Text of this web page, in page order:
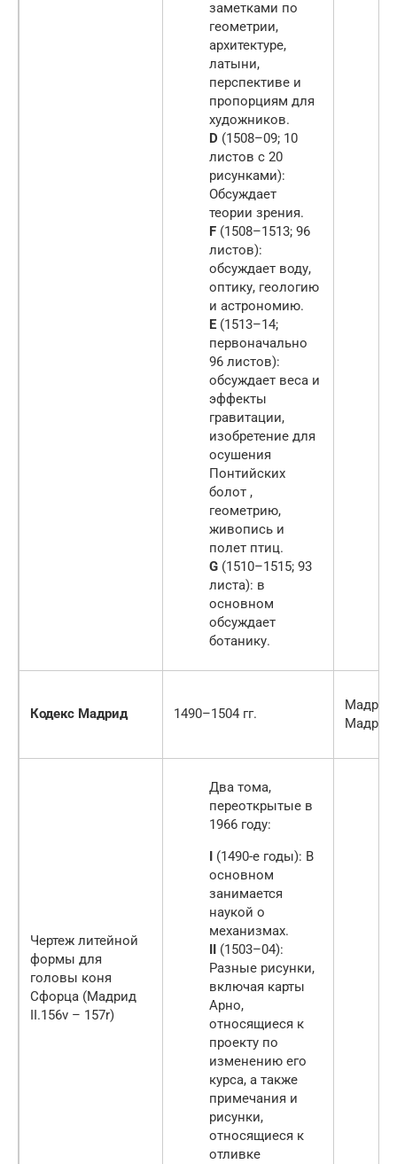
заметками по
геометрии,
архитектуре,
латыни,
перспективе и
пропорциям для
художников.
D (1508–09; 10
листов с 20
рисунками):
Обсуждает
теории зрения.
F (1508–1513; 96
листов):
обсуждает воду,
оптику, геологию
и астрономию.
E (1513–14;
первоначально
96 листов):
обсуждает веса и
эффекты
гравитации,
изобретение для
осушения
Понтийских
болот ,
геометрию,
живопись и
полет птиц.
G (1510–1515; 93
листа): в
основном
обсуждает
ботанику.
Кодекс Мадрид 1490–1504 гг.
Мадрид
Мадрид
Чертеж литейной
формы для
головы коня
Сфорца (Мадрид
II.156v – 157r)
Два тома,
переоткрытые в
1966 году:
I (1490-е годы): В
основном
занимается
наукой о
механизмах.
II (1503–04):
Разные рисунки,
включая карты
Арно,
относящиеся к
проекту по
изменению его
курса, а также
примечания и
рисунки,
относящиеся к
отливке